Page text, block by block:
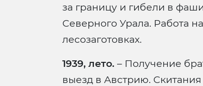
за границу и гибели в
Северного Урала. Работа
лесозаготовках.
1939, лето. – Получение
выезд в Австрию.